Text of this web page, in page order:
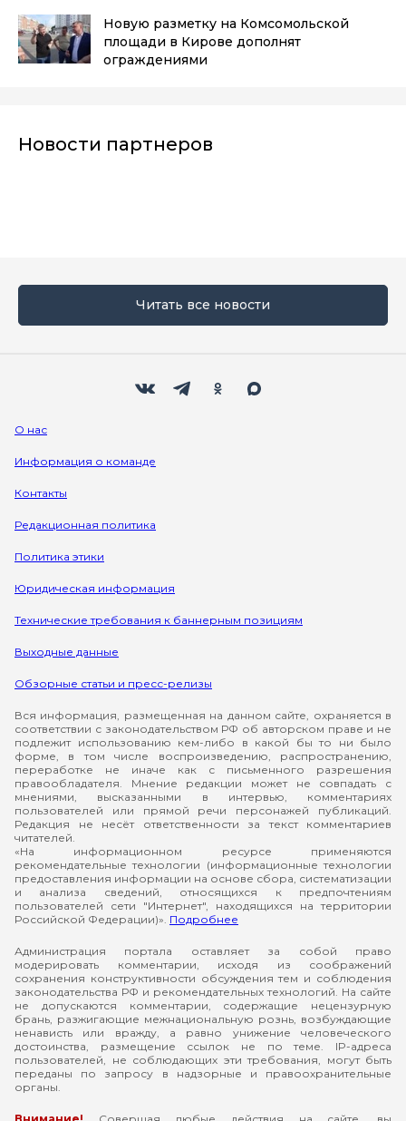
Новую разметку на Комсомольской
площади в Кирове дополнят
ограждениями
Новости партнеров
Читать все новости
О нас
Информация о команде
Контакты
Редакционная политика
Политика этики
Юридическая информация
Технические требования к баннерным позициям
Выходные данные
Обзорные статьи и пресс-релизы
Вся информация, размещенная на данном сайте, охраняется в
соответствии с законодательством РФ об авторском праве и не
подлежит использованию кем-либо в какой бы то ни было
форме, в том числе воспроизведению, распространению,
переработке не иначе как с письменного разрешения
правообладателя. Мнение редакции может не совпадать с
мнениями, высказанными в интервью, комментариях
пользователей или прямой речи персонажей публикаций.
Редакция не несёт ответственности за текст комментариев
читателей.
«На информационном ресурсе применяются
рекомендательные технологии (информационные технологии
предоставления информации на основе сбора, систематизации
и анализа сведений, относящихся к предпочтениям
пользователей сети "Интернет", находящихся на территории
Российской Федерации)». Подробнее
Администрация портала оставляет за собой право
модерировать комментарии, исходя из соображений
сохранения конструктивности обсуждения тем и соблюдения
законодательства РФ и рекомендательных технологий. На сайте
не допускаются комментарии, содержащие нецензурную
брань, разжигающие межнациональную рознь, возбуждающие
ненависть или вражду, а равно унижение человеческого
достоинства, размещение ссылок не по теме. IP-адреса
пользователей, не соблюдающих эти требования, могут быть
переданы по запросу в надзорные и правоохранительные
органы.